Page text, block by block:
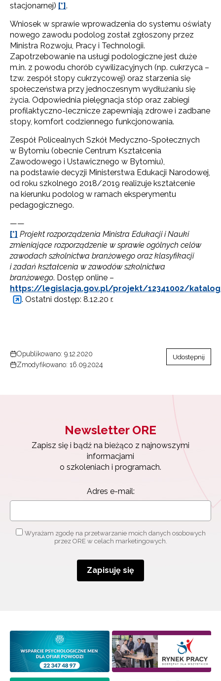
stacjonarnej) [*].
Wniosek w sprawie wprowadzenia do systemu oświaty
nowego zawodu podolog został zgłoszony przez
Ministra Rozwoju, Pracy i Technologii.
Zapotrzebowanie na usługi podologiczne jest duże
m.in. z powodu chorób cywilizacyjnych (np. cukrzyca –
tzw. zespół stopy cukrzycowej) oraz starzenia się
społeczeństwa przy jednoczesnym wydłużaniu się
życia. Odpowiednia pielęgnacja stóp oraz zabiegi
profilaktyczno-lecznicze zapewniają zdrowe i zadbane
stopy, komfort codziennego funkcjonowania.
Zespół Policealnych Szkół Medyczno-Społecznych
w Bytomiu (obecnie Centrum Kształcenia
Zawodowego i Ustawicznego w Bytomiu),
na podstawie decyzji Ministerstwa Edukacji Narodowej,
od roku szkolnego 2018/2019 realizuje kształcenie
na kierunku podolog w ramach eksperymentu
pedagogicznego.
——
[*] Projekt rozporządzenia Ministra Edukacji i Nauki
zmieniające rozporządzenie w sprawie ogólnych celów
zawodach szkolnictwa branżowego oraz klasyfikacji
i zadań kształcenia w zawodów szkolnictwa
branżowego. Dostęp online –
https://legislacja.gov.pl/projekt/12341002/katalog/
. Ostatni dostęp: 8.12.20 r.
Opublikowano: 9.12.2020
Zmodyfikowano: 16.09.2024
Udostępnij
Newsletter ORE
Zapisz się i bądź na bieżąco z najnowszymi
informacjami
o szkoleniach i programach.
Adres e-mail:
Wyrażam zgodę na przetwarzanie moich danych osobowych
przez ORE w celach marketingowych.
Zapisuję się